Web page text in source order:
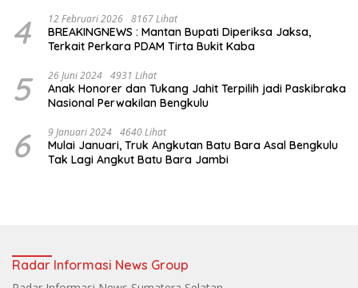
4 12 Februari 2026 8167 Lihat
BREAKINGNEWS : Mantan Bupati Diperiksa Jaksa,
Terkait Perkara PDAM Tirta Bukit Kaba
5 26 Juni 2024 4931 Lihat
Anak Honorer dan Tukang Jahit Terpilih jadi Paskibraka
Nasional Perwakilan Bengkulu
6 9 Januari 2024 4640 Lihat
Mulai Januari, Truk Angkutan Batu Bara Asal Bengkulu
Tak Lagi Angkut Batu Bara Jambi
Radar Informasi News Group